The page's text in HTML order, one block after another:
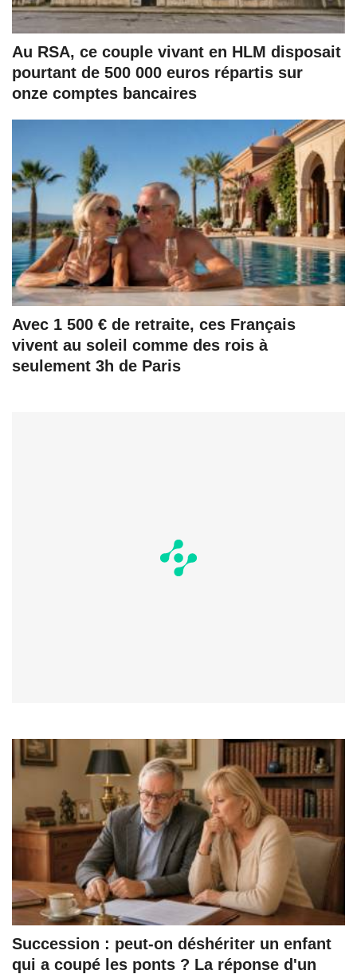
Au RSA, ce couple vivant en HLM disposait
pourtant de 500 000 euros répartis sur
onze comptes bancaires
Avec 1 500 € de retraite, ces Français
vivent au soleil comme des rois à
seulement 3h de Paris
Succession : peut-on déshériter un enfant
qui a coupé les ponts ? La réponse d'un